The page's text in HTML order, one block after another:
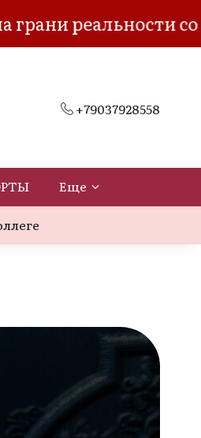
со скидкой 5%
+79037928558
Еще